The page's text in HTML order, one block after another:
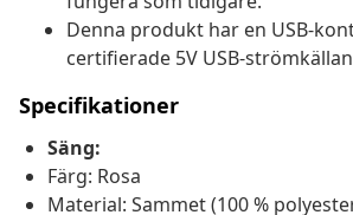
Denna produkt har en USB-
certifierade 5V USB-
Specifikationer
Säng:
Färg: Rosa
Material: Sammet (100 %